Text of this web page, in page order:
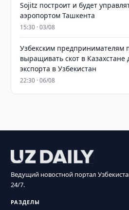
Sojitz построит и будет
аэропортом Ташкента
15:30 · 03/08
Узбекским предпринимателям
выращивать скот в
экспорта в Узбекистан
22:30 · 06/08
Ведущий новостной портал
24/7.
РАЗДЕЛЫ